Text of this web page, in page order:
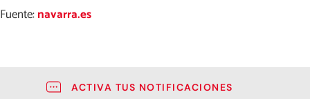
Fuente:navarra.es
ACTIVA TUS NOTIFICACIONES